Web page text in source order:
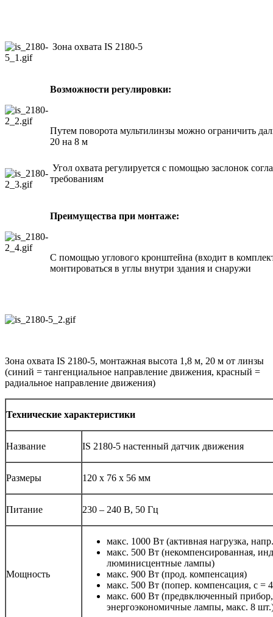
Зона охвата IS 2180-5
Возможности регулировки:
Путем поворота мультилинзы можно ограничить
20 на 8 м
Угол охвата регулируется с помощью заслонок
требованиям
Преимущества при монтаже:
С помощью углового кронштейна (входит в
монтироваться в углы внутри здания и снаружи
Зона охвата IS 2180-5, монтажная высота 1,8 м, 20 м от линзы
(синий = тангенциальное направление движения, красный =
радиальное направление движения)
Технические характеристики
Название IS 2180-5 настенный датчик движения
Размеры 120 x 76 x 56 мм
Питание 230 – 240 В, 50 Гц
Мощность
макс. 1000 Вт (активная нагрузка,
макс. 500 Вт (некомпенсированная,
люминисцентные лампы)
макс. 900 Вт (прод. компенсация)
макс. 500 Вт (попер. компенсация, c =
макс. 600 Вт (предвключенный
энергоэкономичные лампы, макс. 8